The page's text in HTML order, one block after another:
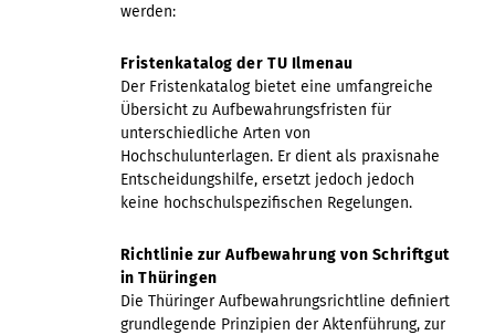
werden:
Fristenkatalog der TU Ilmenau
Der Fristenkatalog bietet eine umfangreiche
Übersicht zu Aufbewahrungsfristen für
unterschiedliche Arten von
Hochschulunterlagen. Er dient als praxisnahe
Entscheidungshilfe, ersetzt jedoch jedoch
keine hochschulspezifischen Regelungen.
Richtlinie zur Aufbewahrung von Schriftgut
in Thüringen
Die Thüringer Aufbewahrungsrichtline definiert
grundlegende Prinzipien der Aktenführung, zur